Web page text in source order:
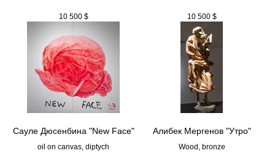
10 500 $ 10 500 $
Сауле Дюсенбина "New Face"
oil on canvas, diptych
Алибек Мергенов "Утро"
Wood, bronze